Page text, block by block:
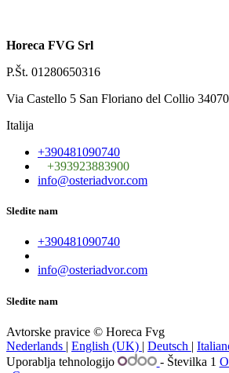
Horeca FVG Srl
P.Št. 01280650316
Via Castello 5 San Floriano del Collio
Italija
+390481090740
+393923883900
info@osteriadvor.com
Sledite nam
+390481090740
info@osteriadvor.com
Sledite nam
Avtorske pravice © Horeca Fvg
Nederlands | English (UK) | Deutsch |
Uporablja tehnologijo
- Številka 1